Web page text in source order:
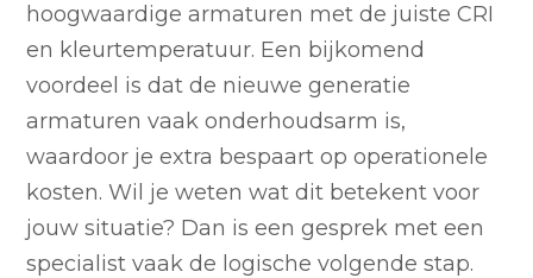
hoogwaardige armaturen met de juiste CRI
en kleurtemperatuur. Een bijkomend
voordeel is dat de nieuwe generatie
armaturen vaak onderhoudsarm is,
waardoor je extra bespaart op operationele
kosten. Wil je weten wat dit betekent voor
jouw situatie? Dan is een gesprek met een
specialist vaak de logische volgende stap.